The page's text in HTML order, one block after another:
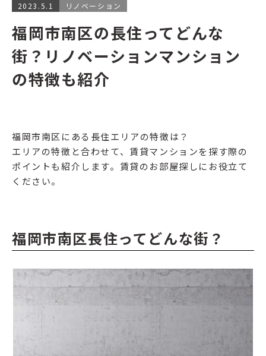
2023.5.1 リノベーション
福岡市南区の長住ってどんな
街？リノベーションマンション
の特徴も紹介
福岡市南区にある長住エリアの特徴は？
エリアの特徴と合わせて、賃貸マンションを探す際の
ポイントも紹介します。賃貸のお部屋探しにお役立て
ください。
福岡市南区長住ってどんな街？